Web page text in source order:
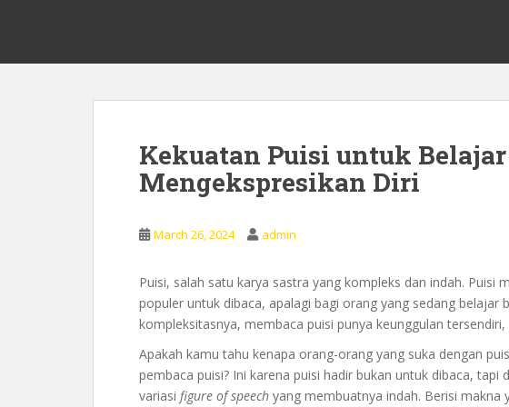
0878 8705 9305 Kursus Bahasa Inggis
Kekuatan Puisi untuk Belajar
Mengekspresikan Diri
March 26, 2024 admin
Puisi, salah satu karya sastra yang kompleks dan indah. Puisi
populer untuk dibaca, apalagi bagi orang yang sedang belajar
kompleksitasnya, membaca puisi punya keunggulan tersendiri,
Apakah kamu tahu kenapa orang-orang yang suka dengan
pembaca puisi? Ini karena puisi hadir bukan untuk dibaca, tapi
variasi figure of speech yang membuatnya indah. Berisi makna